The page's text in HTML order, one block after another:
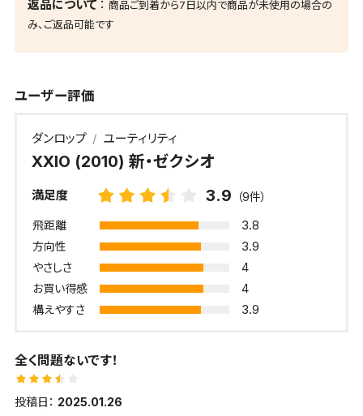
返品について
商品ご到着から7日以内で商品が未使用の場合の
み、ご返品可能です
ユーザー評価
ダンロップ ユーティリティ
XXIO (2010) 新・ゼクシオ
満足度 3.9 （9件）
飛距離 3.8
方向性 3.9
やさしさ 4
お買い得感 4
構えやすさ 3.9
全く問題ないです！
投稿日： 2025.01.26